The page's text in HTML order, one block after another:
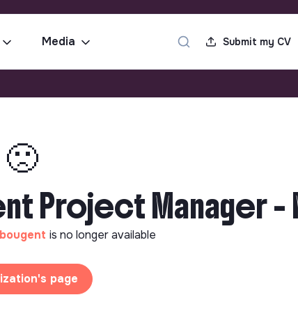
Media Submit my CV
🙁
Project Manager
is no longer available
page